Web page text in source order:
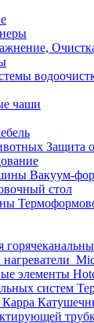
чаши
Защита
Вакуум-
стол